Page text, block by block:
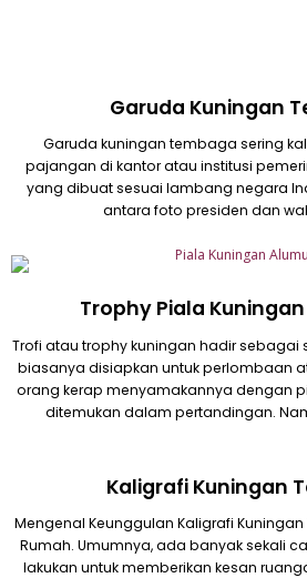
Garuda Kuningan
Garuda kuningan tembaga sering
pajangan di kantor atau institusi
yang dibuat sesuai lambang negara
antara foto presiden dan
Trophy Piala
Trofi atau trophy kuningan hadir sebagai
biasanya disiapkan untuk perlombaan
orang kerap menyamakannya dengan
ditemukan dalam pertandingan.
Kaligrafi Kuningan
Mengenal Keunggulan Kaligrafi
Rumah. Umumnya, ada banyak sekali
lakukan untuk memberikan kesan